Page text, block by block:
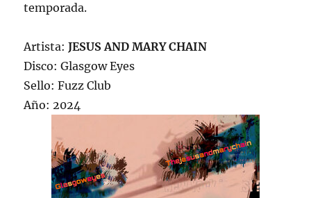
temporada.
Artista:JESUS AND MARY CHAIN
Disco: Glasgow Eyes
Sello: Fuzz Club
Año: 2024